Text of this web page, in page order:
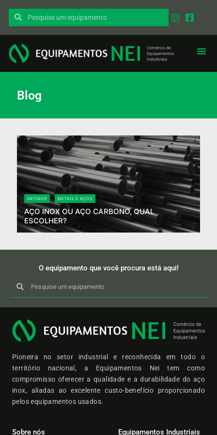
Blog
ARTIGOS METAIS E AÇOS
AÇO INOX OU AÇO CARBONO, QUAL
ESCOLHER?
O equipamento que você procura está aqui!
Pioneira no setor industrial e reconhecida em todo o
território nacional, a Equipamentos Nei tem como
compromisso oferecer a qualidade e a durabilidade do aço
inox, aliadas ao excelente custo-benefício proporcionado
pelos equipamentos usados.
Sobre nós Equipamentos Industriais